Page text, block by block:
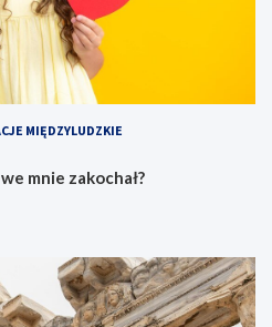
MIĘDZYLUDZKIE
mnie zakochał?